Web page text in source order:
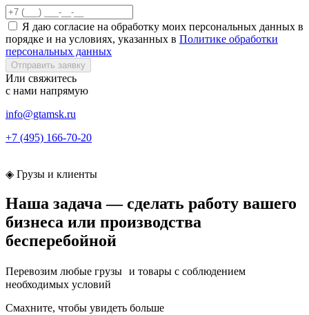
Я даю согласие на обработку моих персональных данных в
порядке и на условиях, указанных в Политике обработки
персональных данных
Отправить заявку
Или свяжитесь
с нами напрямую
info@gtamsk.ru
+7 (495) 166-70-20
◈ Грузы и клиенты
Наша задача — сделать работу вашего
бизнеса или производства
бесперебойной
Перевозим любые грузы и товары с соблюдением
необходимых условий
Смахните, чтобы увидеть больше